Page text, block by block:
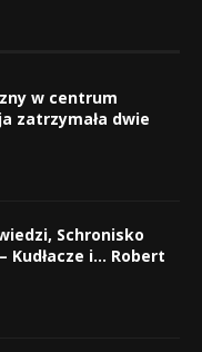
w centrum
zatrzymała dwie
Schronisko
Kudłacze i… Robert